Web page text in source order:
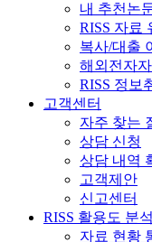
내 추천논
RISS 자료
복사/대출
해외전자
RISS 정보
고객센터
자주 찾는
상담 신청
상담 내역
고객제안
신고센터
RISS 활용도 분석
자료 현황